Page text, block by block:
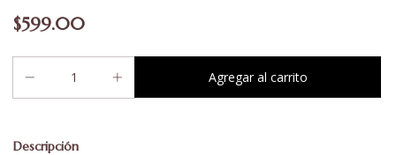
$599.00
Descripción